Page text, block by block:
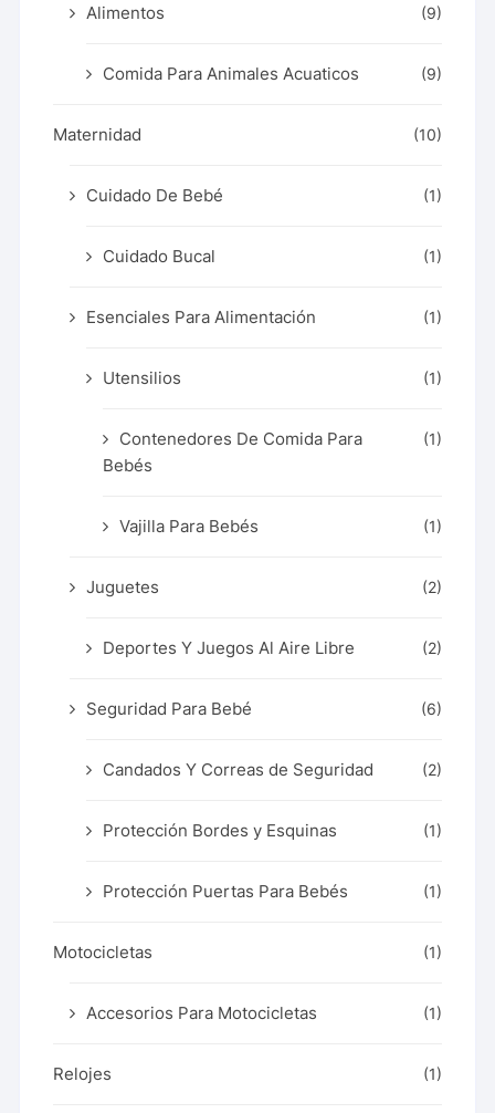
Alimentos (9)
Comida Para Animales Acuaticos (9)
Maternidad (10)
Cuidado De Bebé (1)
Cuidado Bucal (1)
Esenciales Para Alimentación (1)
Utensilios (1)
Contenedores De Comida Para
Bebés
(1)
Vajilla Para Bebés (1)
Juguetes (2)
Deportes Y Juegos Al Aire Libre (2)
Seguridad Para Bebé (6)
Candados Y Correas de Seguridad (2)
Protección Bordes y Esquinas (1)
Protección Puertas Para Bebés (1)
Motocicletas (1)
Accesorios Para Motocicletas (1)
Relojes (1)